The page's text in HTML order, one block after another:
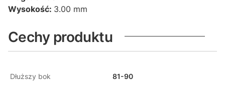
Wysokość: 3.00 mm
Cechy produktu
Dłuższy bok 81-90